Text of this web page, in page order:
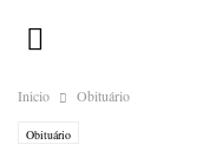
Inicio Obituário
Obituário